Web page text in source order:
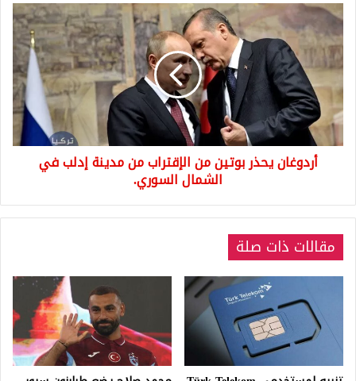
أردوغان
يحذر
بوتين
من
الإقتراب
من
مدينة
إدلب
في
الشمال
السوري.
أردوغان يحذر بوتين من الإقتراب من مدينة إدلب في
الشمال السوري.
مقالات ذات صلة